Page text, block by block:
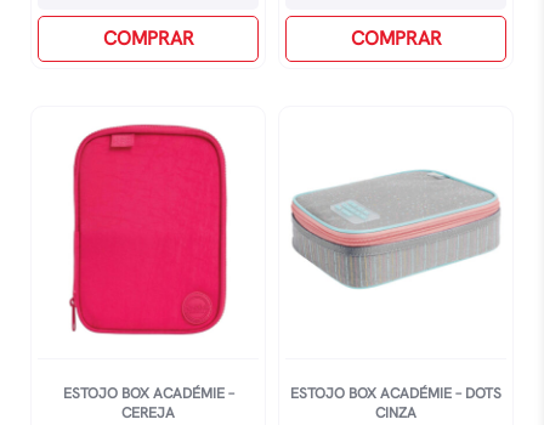
quantidadeCOMPRAR
Stitch
COMPRAR
ESTOJO BOX ACADÉMIE –
CEREJA
ESTOJO BOX ACADÉMIE – DOTS
CINZA